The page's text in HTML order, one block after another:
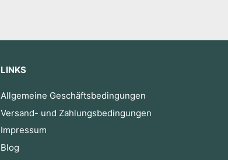
LINKS
Allgemeine Geschäftsbedingungen
Versand- und Zahlungsbedingungen
Impressum
Blog